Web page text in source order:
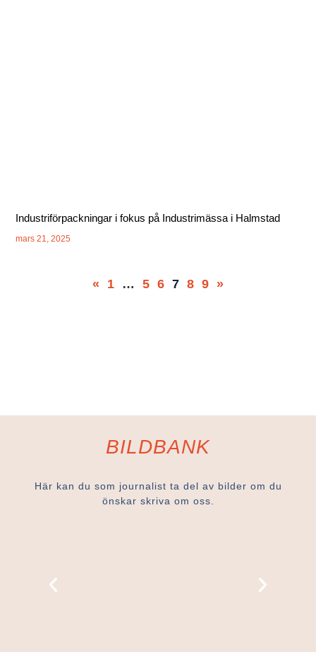
Industriförpackningar i fokus på Industrimässa i Halmstad
mars 21, 2025
« 1 … 5 6 7 8 9 »
BILDBANK
Här kan du som journalist ta del av bilder om du
önskar skriva om oss.